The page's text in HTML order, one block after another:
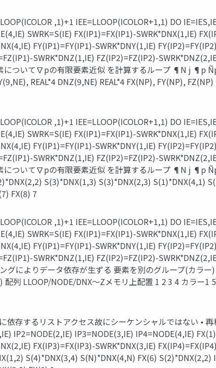
,1)+1 IEE=LLOOP(ICOLOR+1,1) DO
SWRK=S(IE) FX(IP1)=FX(IP1)-SWRK*DNX(1,IE)
FY(IP1)=FY(IP1)-SWRK*DNY(1,IE)
SWRK*DNZ(1,IE) FZ(IP2)=FZ(IP2)-
について∇pの有限要素近似 を計算するループ ¶N j ¶p
REAL*4 DNZ(9,NE) REAL*4 FX(NP), FY(NP),
,1)+1 IEE=LLOOP(ICOLOR+1,1) DO
SWRK=S(IE) FX(IP1)=FX(IP1)-SWRK*DNX(1,IE)
FY(IP1)=FY(IP1)-SWRK*DNY(1,IE)
SWRK*DNZ(1,IE) FZ(IP2)=FZ(IP2)-
について∇pの有限要素近似 を計算するループ ¶N j ¶p
S(3)*DNX(1,3) S(3)*DNX(2,3) S(1)*DNX(4,1)
FX(8) 7
,1)+1 IEE=LLOOP(ICOLOR+1,1) DO
SWRK=S(IE) FX(IP1)=FX(IP1)-SWRK*DNX(1,IE)
FY(IP1)=FY(IP1)-SWRK*DNY(1,IE)
SWRK*DNZ(1,IE) FZ(IP2)=FZ(IP2)-
グによりデータ依存が⽣ずる 要素を別のグループ(カラ
列 LLOOP/NODE/DNX〜Zメモリ上配置 1 2 3 4 カラー1
依存するリストアクセス故にシーケンシャルではない •
IP2=NODE(2,IE) IP3=NODE(3,IE) IP4=NODE(4,IE)
FX(IP3)=FX(IP3)-SWRK*DNX(3,IE)
S(4)*DNX(3,4) S(N)*DNX(4,N) FX(6) S(2)*DNX(2,2)